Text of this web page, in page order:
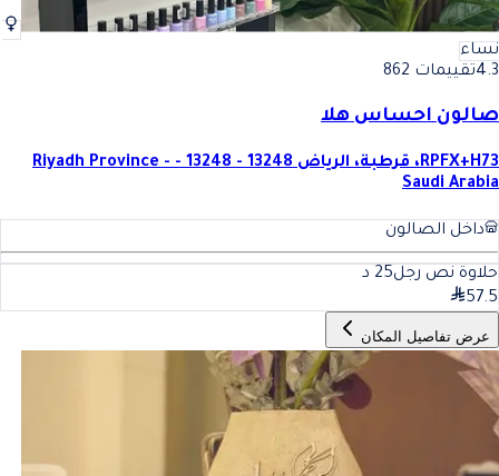
نساء
4.3تقييمات 862
صالون احساس هلا
RPFX+H73، قرطبة، الرياض 13248 - 13248 - Riyadh Province -
Saudi Arabia
داخل الصالون
حلاوة نص رجل25 د
57.5
عرض تفاصيل المكان